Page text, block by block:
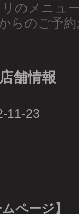
のメニュ
らのご予
舗情報
11-23
ページ】